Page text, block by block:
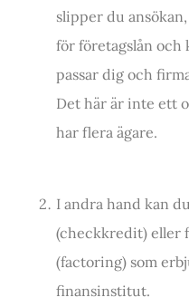
slipper du
för företagslån och
passar dig och
Det här är inte ett
har flera ägare.
I andra hand kan
(checkkredit) eller
(factoring) som
finansinstitut.